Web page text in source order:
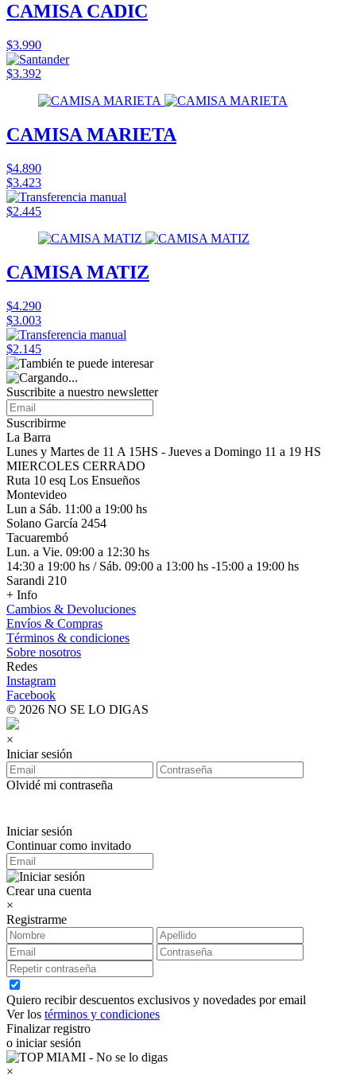
CAMISA CADIC
$3.990
$3.392
CAMISA MARIETA
$4.890
$3.423
$2.445
CAMISA MATIZ
$4.290
$3.003
$2.145
Suscribite a nuestro newsletter
Suscribirme
La Barra
Lunes y Martes de 11 A 15HS - Jueves a Domingo 11 a 19 HS
MIERCOLES CERRADO
Ruta 10 esq Los Ensueños
Montevideo
Lun a Sáb. 11:00 a 19:00 hs
Solano García 2454
Tacuarembó
Lun. a Vie. 09:00 a 12:30 hs
14:30 a 19:00 hs / Sáb. 09:00 a 13:00 hs -15:00 a 19:00 hs
Sarandi 210
+ Info
Cambios & Devoluciones
Envíos & Compras
Términos & condiciones
Sobre nosotros
Redes
Instagram
Facebook
© 2026 NO SE LO DIGAS
×
Iniciar sesión
Olvidé mi contraseña
Iniciar sesión
Continuar como invitado
Crear una cuenta
×
Registrarme
Quiero recibir descuentos exclusivos y novedades por email
Ver los términos y condiciones
Finalizar registro
o iniciar sesión
×